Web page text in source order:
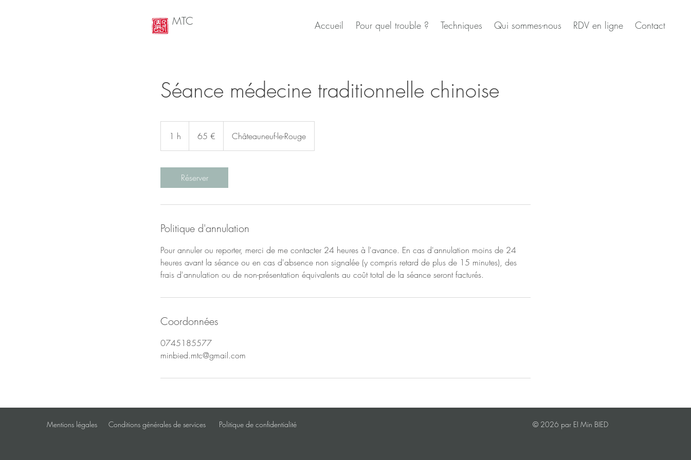
Accueil Pour quel trouble ? Techniques Qui sommes-nous RDV en ligne Contact
MTC
Séance médecine traditionnelle chinoise
1 h 65 € Châteauneuf-le-Rouge
Réserver
Politique d'annulation
Pour annuler ou reporter, merci de me contacter 24 heures à l'avance. En cas d'annulation moins de 24
heures avant la séance ou en cas d'absence non signalée (y compris retard de plus de 15 minutes), des
frais d'annulation ou de non-présentation équivalents au coût total de la séance seront facturés.
Coordonnées
0745185577
minbied.mtc@gmail.com
Mentions légales Conditions générales de services Politique de confidentialité © 2026 par EI Min BIED